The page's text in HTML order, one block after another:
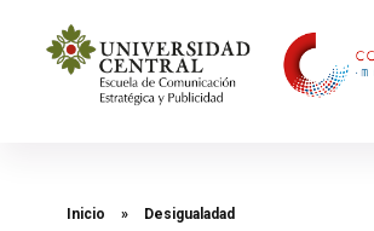
Inicio » Desigualadad